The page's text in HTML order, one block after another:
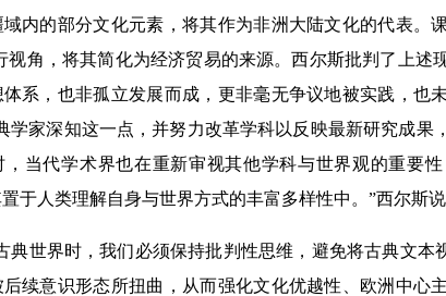
内的部分文化元素，将其作为非洲大陆文化的代表。
视角，将其简化为经济贸易的来源。西尔斯批判了上述
系，也非孤立发展而成，更非毫无争议地被实践，也
学家深知这一点，并努力改革学科以反映最新研究成果
，当代学术界也在重新审视其他学科与世界观的重要
于人类理解自身与世界方式的丰富多样性中。”西尔斯说
世界时，我们必须保持批判性思维，避免将古典文本
续意识形态所扭曲，从而强化文化优越性、欧洲中心